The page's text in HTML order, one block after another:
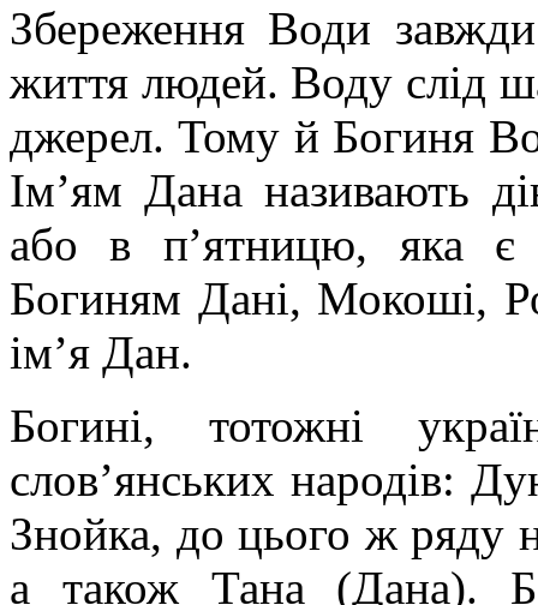
Збереження Води
життя людей. Воду слід
джерел. Тому й Богиня
Ім’ям Дана називають
або в п’ятницю, яка є
Богиням Дані, Мокоші,
ім’я Дан.
Богині, тотожні
слов’янських народів:
Знойка, до цього ж ряду
а також Тана (Дана).